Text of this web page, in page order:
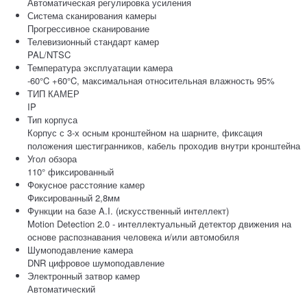
Система сканирования камеры
Прогрессивное сканирование
Телевизионный стандарт камер
PAL/NTSC
Температура эксплуатации камера
-60°C +60°C, максимальная относительная влажность 95%
ТИП КАМЕР
IP
Тип корпуса
Корпус с 3-х осным кронштейном на шарните, фиксация
положения шестигранников, кабель проходив внутри кронштейна
Угол обзора
110° фиксированный
Фокусное расстояние камер
Фиксированный 2,8мм
Функции на базе A.I. (искусственный интеллект)
Motion Detection 2.0 - интеллектуальный детектор движения на
основе распознавания человека и/или автомобиля
Шумоподавление камера
DNR цифровое шумоподавление
Электронный затвор камер
Автоматический